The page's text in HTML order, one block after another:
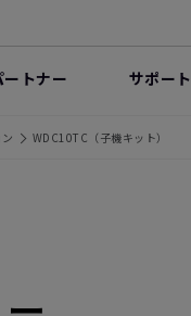
ートナー サポート
WDC10TC（子機キット）